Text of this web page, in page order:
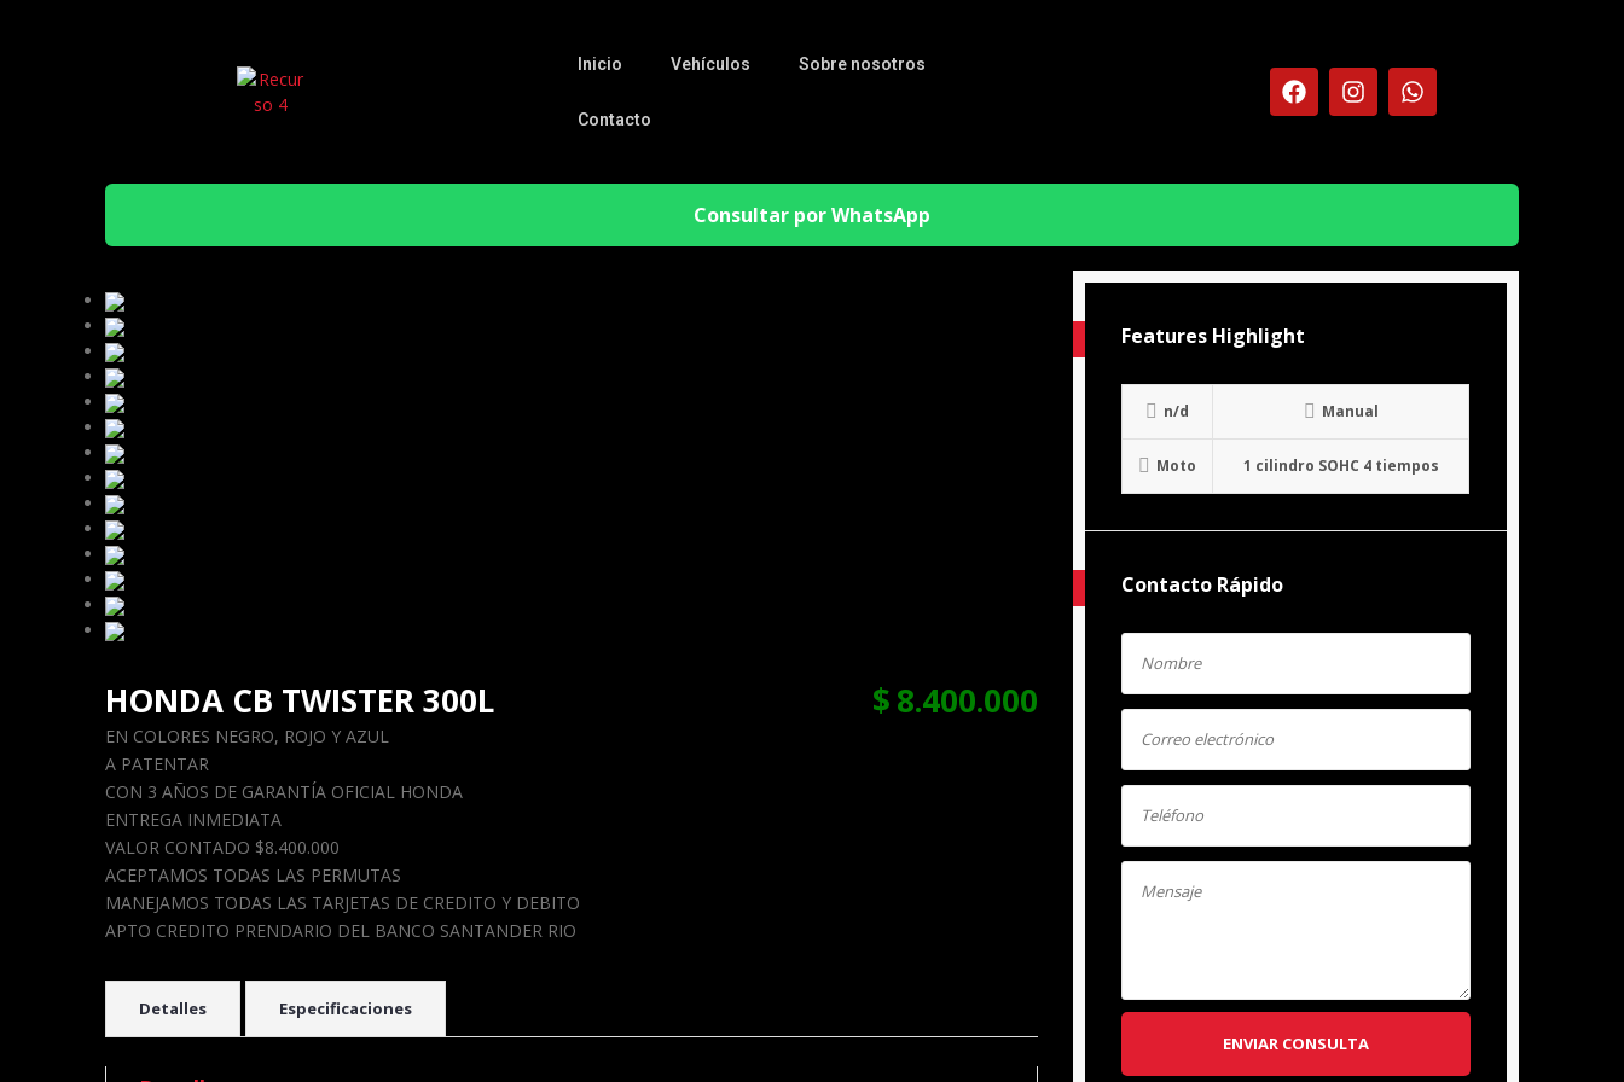
Inicio Vehículos Sobre nosotros
Contacto
Consultar por WhatsApp
HONDA CB TWISTER 300L $8.400.000
EN COLORES NEGRO, ROJO Y AZUL
A PATENTAR
CON 3 AÑOS DE GARANTÍA OFICIAL HONDA
ENTREGA INMEDIATA
VALOR CONTADO $8.400.000
ACEPTAMOS TODAS LAS PERMUTAS
MANEJAMOS TODAS LAS TARJETAS DE CREDITO Y DEBITO
APTO CREDITO PRENDARIO DEL BANCO SANTANDER RIO
Detalles Especificaciones
Features Highlight
n/d Manual
Moto 1 cilindro SOHC 4 tiempos
Contacto Rápido
ENVIAR CONSULTA